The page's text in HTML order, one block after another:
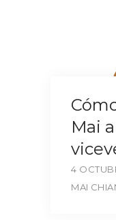
Mai
4
MAI